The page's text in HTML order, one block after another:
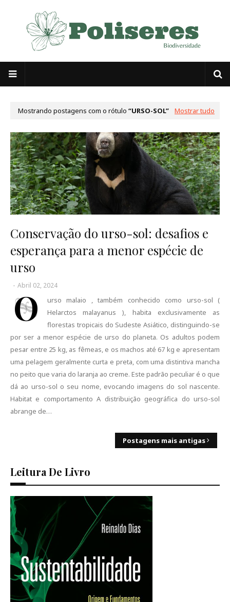
Mostrando postagens com o rótulo URSO-SOL Mostrar tudo
Conservação do urso-sol: desafios e
esperança para a menor espécie de
urso
- Abril 02, 2024
O
urso malaio , também conhecido como urso-sol (
Helarctos malayanus ), habita exclusivamente as
florestas tropicais do Sudeste Asiático, distinguindo-se
por ser a menor espécie de urso do planeta. Os adultos podem
pesar entre 25 kg, as fêmeas, e os machos até 67 kg e apresentam
uma pelagem geralmente curta e preta, com uma distintiva mancha
no peito que varia do laranja ao creme. Este padrão peculiar é o que
dá ao urso-sol o seu nome, evocando imagens do sol nascente.
Habitat e comportamento A distribuição geográfica do urso-sol
abrange de…
Postagens mais antigas
Leitura De Livro